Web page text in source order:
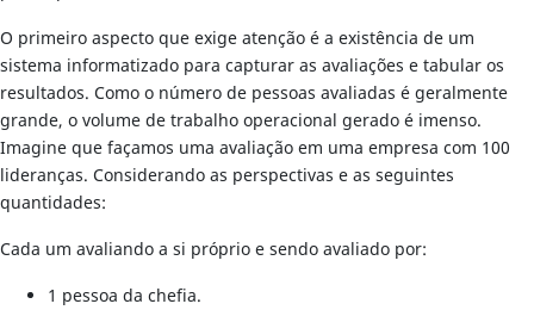
O primeiro aspecto que exige atenção é a existência de um
sistema informatizado para capturar as avaliações e tabular os
resultados. Como o número de pessoas avaliadas é geralmente
grande, o volume de trabalho operacional gerado é imenso.
Imagine que façamos uma avaliação em uma empresa com 100
lideranças. Considerando as perspectivas e as seguintes
quantidades:
Cada um avaliando a si próprio e sendo avaliado por:
1 pessoa da chefia.